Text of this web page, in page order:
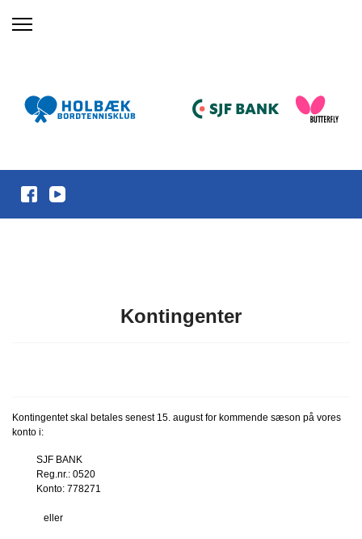
Kontingenter
Kontingentet skal betales senest 15. august for kommende sæson på vores
konto i:
SJF BANK
Reg.nr.: 0520
Konto: 778271
eller